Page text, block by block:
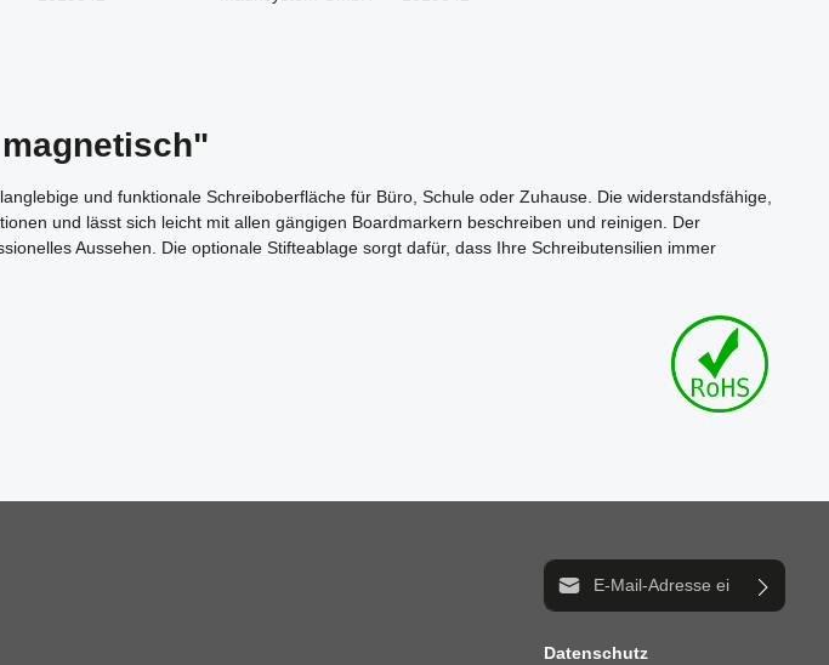
und funktionale Schreiboberfläche für Büro, Schule oder Zuhause. Die widerstandsfähige,
und lässt sich leicht mit allen gängigen Boardmarkern beschreiben und reinigen. Der
Aussehen. Die optionale Stifteablage sorgt dafür, dass Ihre Schreibutensilien immer
E-Mail-Adresse*
Datenschutz